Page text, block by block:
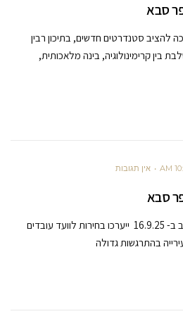
סבא
להציב סטנדרטים חדשים, בתיכון רבין
בין קרימינולוגיה, בינה מלאכותית,
אין תגובות
סבא
הקרב על הוועד ביום שלישי הקרוב ב- 16.9.25 ייערכו בחירות לוועד עובדים
בהתרגשות גדולה